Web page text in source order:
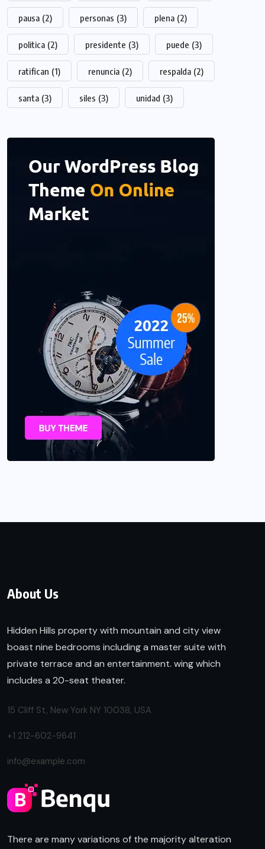
pausa (2) personas (3) plena (2)
politica (2) presidente (3) puede (3)
ratifican (1) renuncia (2) respalda (2)
santa (3) siles (3) unidad (3)
About Us
Hidden Hills property with mountain and city view
boast nine bedrooms including a master suite with
private terrace and an entertainment. wing which
includes a 20-seat theater.
15 Cliff St, New York NY 10038, USA
+1 212-602-9641
info@example.com
There are many variations of the majority alteration